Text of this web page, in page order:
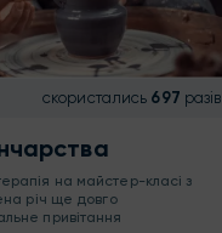
скористались 697 разів
на майстер-класі з
річ ще довго
привітання